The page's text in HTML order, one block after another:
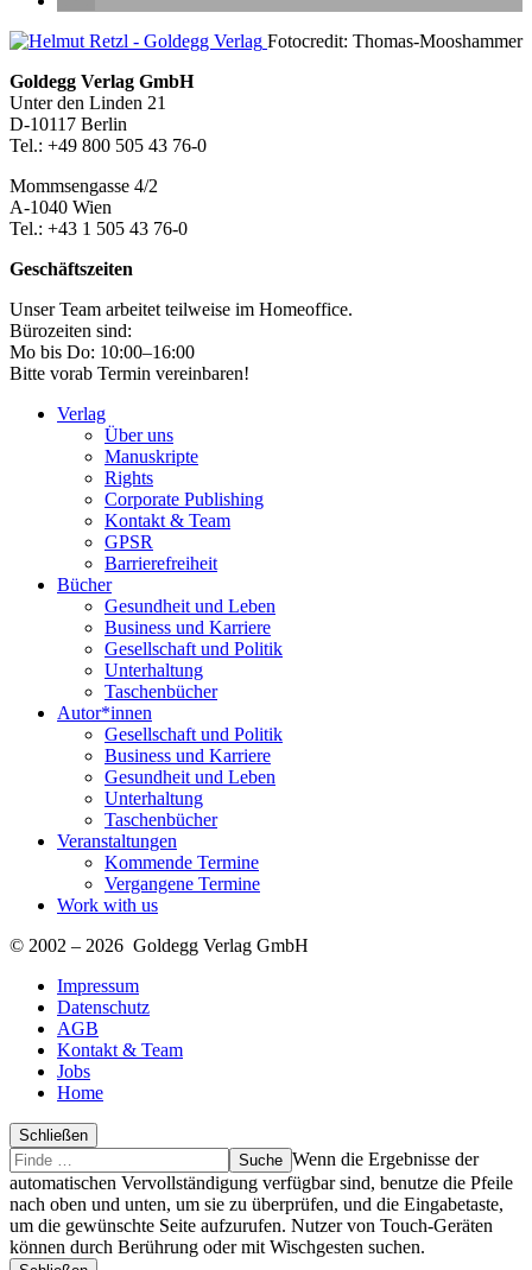
Seitenleiste Fotocredit: Thomas-Mooshammer
Footer-
Section
Goldegg Verlag GmbH
Unter den Linden 21
D-10117 Berlin
Tel.: +49 800 505 43 76-0
Mommsengasse 4/2
A-1040 Wien
Tel.: +43 1 505 43 76-0
Geschäftszeiten
Unser Team arbeitet teilweise im Homeoffice.
Bürozeiten sind:
Mo bis Do: 10:00–16:00
Bitte vorab Termin vereinbaren!
Verlag
Über uns
Manuskripte
Rights
Corporate Publishing
Kontakt & Team
GPSR
Barrierefreiheit
Bücher
Gesundheit und Leben
Business und Karriere
Gesellschaft und Politik
Unterhaltung
Taschenbücher
Autor*innen
Gesellschaft und Politik
Business und Karriere
Gesundheit und Leben
Unterhaltung
Taschenbücher
Veranstaltungen
Kommende Termine
Vergangene Termine
Work with us
© 2002 – 2026 Goldegg Verlag GmbH
Impressum
Datenschutz
AGB
Kontakt & Team
Jobs
Home
Schließen
Suche
Finde
…
Wenn die Ergebnisse der
automatischen Vervollständigung verfügbar sind, benutze die Pfeile
nach oben und unten, um sie zu überprüfen, und die Eingabetaste,
um die gewünschte Seite aufzurufen. Nutzer von Touch-Geräten
können durch Berührung oder mit Wischgesten suchen.